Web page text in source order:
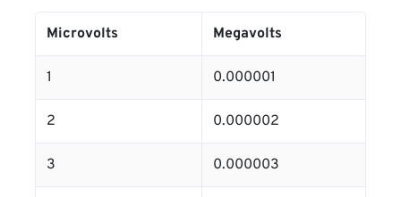
Microvolts Megavolts
1 0.000001
2 0.000002
3 0.000003